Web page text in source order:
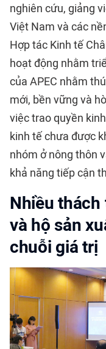
nghiên cứu, giảng
Việt Nam và các
Hợp tác Kinh tế
hoạt động nhằm
của APEC nhằm
mới, bền vững và
việc trao quyền
kinh tế chưa được
nhóm ở nông thôn
khả năng tiếp cận
Nhiều
và hộ sản
chuỗi giá trị